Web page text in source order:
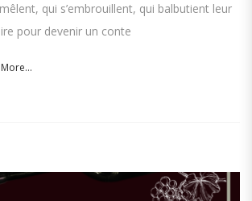
qui s’embrouillent, qui balbutient leur
pour devenir un conte